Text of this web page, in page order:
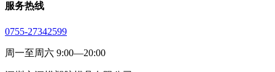
服务热线
0755-27342599
周一至周六 9:00—20:00